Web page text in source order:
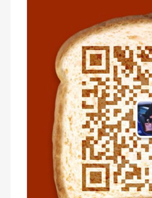
小香經典款Large 2.55 handb
ag珠光紫色 小號口蓋包 復古
鏈條手袋
Article WeChat :